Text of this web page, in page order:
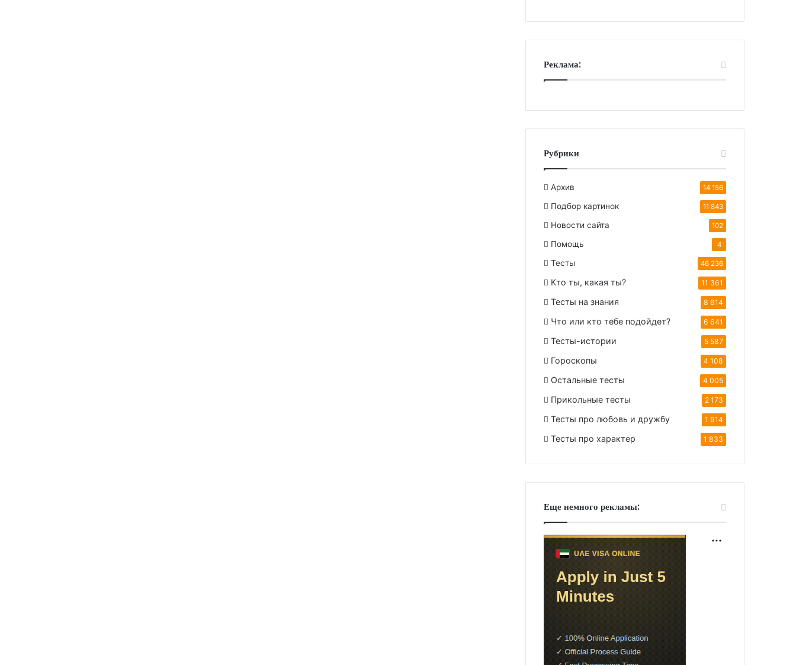
Реклама:
Рубрики
Архив 14 156
Подбор картинок 11 843
Новости сайта 102
Помощь 4
Тесты 46 236
Кто ты, какая ты? 11 361
Тесты на знания 8 614
Что или кто тебе подойдет? 6 641
Тесты-истории 5 587
Гороскопы 4 108
Остальные тесты 4 005
Прикольные тесты 2 173
Тесты про любовь и дружбу 1 914
Тесты про характер 1 833
Еще немного рекламы: